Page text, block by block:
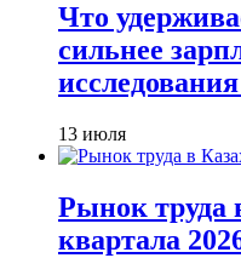
Что
сильнее
13 июля
Рынок труда
квартала